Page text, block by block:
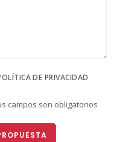
DE PRIVACIDAD
campos son obligatorios